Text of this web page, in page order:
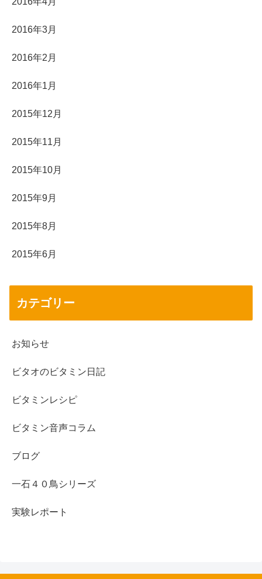
2016年3月
2016年2月
2016年1月
2015年12月
2015年11月
2015年10月
2015年9月
2015年8月
2015年6月
カテゴリー
お知らせ
ビタオのビタミン日記
ビタミンレシピ
ビタミン音声コラム
ブログ
一石４０鳥シリーズ
実験レポート